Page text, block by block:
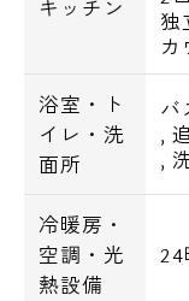
キッチン
独
カ
浴室・ト
イレ・洗
面所
バ
,
,
冷暖房・
空調・光
熱設備